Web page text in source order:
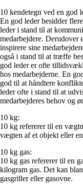
10 kendetegn ved en god
En god leder besidder
leder i stand til at
medarbejdere. Derudover
inspirere sine
også i stand til at træffe
god leder er ofte
hos medarbejderne. En
god til at håndtere
leder ofte i stand til at
medarbejderes behov og
10 kg:
10 kg refererer til en
vægten af et objekt eller
10 kg gas:
10 kg gas refererer til en
kilogram gas. Det kan
gasgriller eller gasovne.